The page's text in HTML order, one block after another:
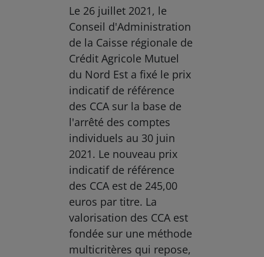
Le 26 juillet 2021, le
Conseil d'Administration
de la Caisse régionale de
Crédit Agricole Mutuel
du Nord Est a fixé le prix
indicatif de référence
des CCA sur la base de
l'arrêté des comptes
individuels au 30 juin
2021. Le nouveau prix
indicatif de référence
des CCA est de 245,00
euros par titre. La
valorisation des CCA est
fondée sur une méthode
multicritères qui repose,